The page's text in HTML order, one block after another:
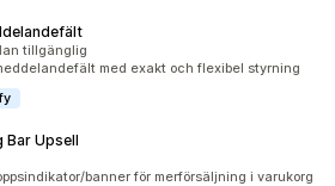
tillgänglig
med exakt och flexibel styrning
Bar Upsell
banner för merförsäljning i varukorg